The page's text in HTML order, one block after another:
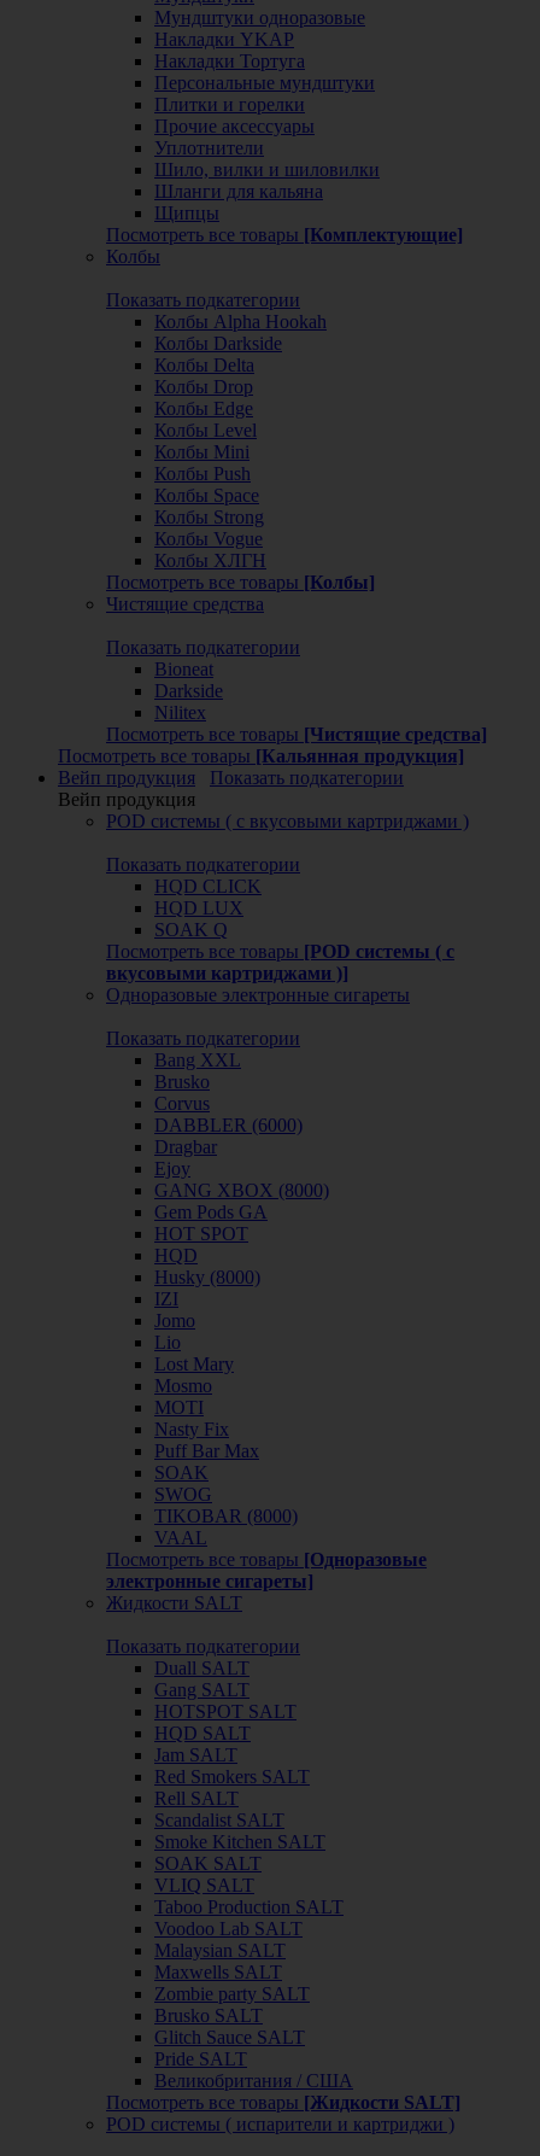
Мундштуки одноразовые
Накладки YKAP
Накладки Тортуга
Персональные мундштуки
Плитки и горелки
Прочие аксессуары
Уплотнители
Шило, вилки и шиловилки
Шланги для кальяна
Щипцы
Посмотреть все товары [Комплектующие]
Колбы
Показать подкатегории
Колбы Alpha Hookah
Колбы Darkside
Колбы Delta
Колбы Drop
Колбы Edge
Колбы Level
Колбы Mini
Колбы Push
Колбы Space
Колбы Strong
Колбы Vogue
Колбы ХЛГН
Посмотреть все товары [Колбы]
Чистящие средства
Показать подкатегории
Bioneat
Darkside
Nilitex
Посмотреть все товары [Чистящие средства]
Посмотреть все товары [Кальянная продукция]
Вейп продукция
Показать подкатегории
Вейп продукция
POD системы ( с вкусовыми картриджами )
Показать подкатегории
HQD CLICK
HQD LUX
SOAK Q
Посмотреть все товары [POD системы ( с
вкусовыми картриджами )]
Одноразовые электронные сигареты
Показать подкатегории
Bang XXL
Brusko
Corvus
DABBLER (6000)
Dragbar
Ejoy
GANG XBOX (8000)
Gem Pods GA
HOT SPOT
HQD
Husky (8000)
IZI
Jomo
Lio
Lost Mary
Mosmo
MOTI
Nasty Fix
Puff Bar Max
SOAK
SWOG
TIKOBAR (8000)
VAAL
Посмотреть все товары [Одноразовые
электронные сигареты]
Жидкости SALT
Показать подкатегории
Duall SALT
Gang SALT
HOTSPOT SALT
HQD SALT
Jam SALT
Red Smokers SALT
Rell SALT
Scandalist SALT
Smoke Kitchen SALT
SOAK SALT
VLIQ SALT
Taboo Production SALT
Voodoo Lab SALT
Malaysian SALT
Maxwells SALT
Zombie party SALT
Brusko SALT
Glitch Sauce SALT
Pride SALT
Великобритания / США
Посмотреть все товары [Жидкости SALT]
POD системы ( испарители и картриджи )